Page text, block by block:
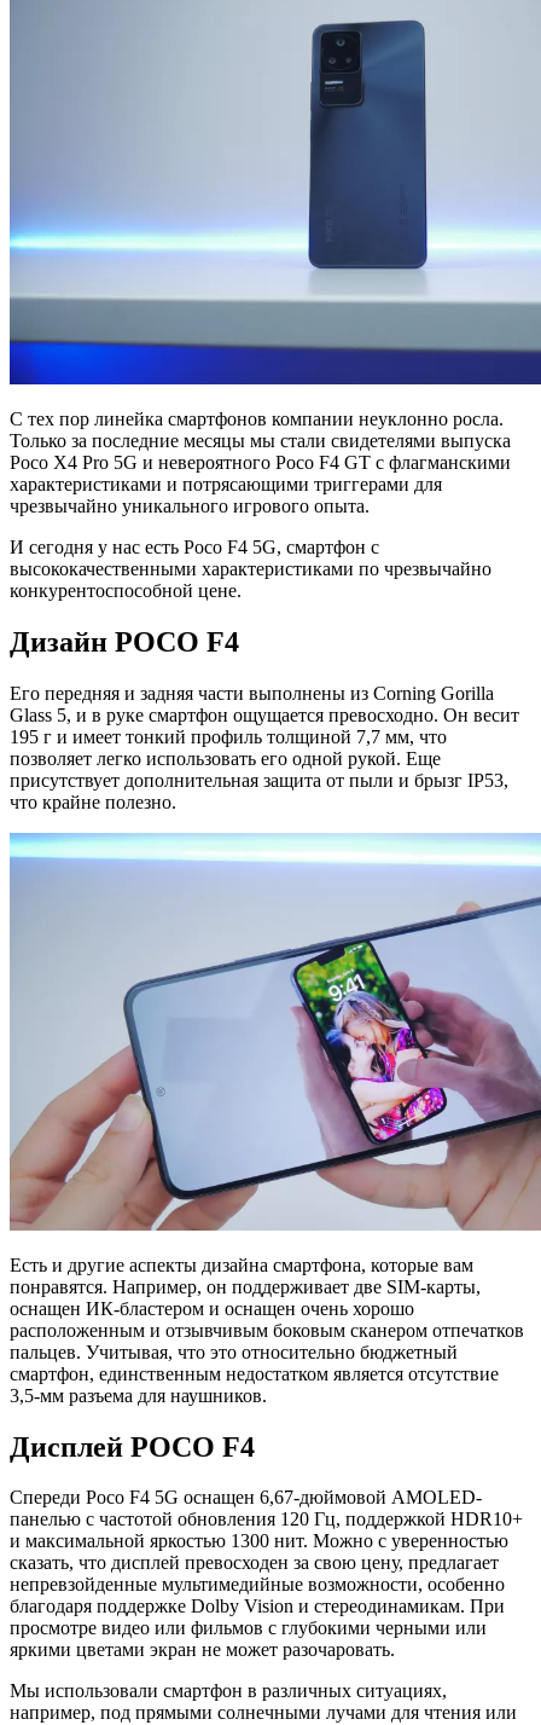
С тех пор линейка смартфонов компании неуклонно росла.
Только за последние месяцы мы стали свидетелями выпуска
Poco X4 Pro 5G и невероятного Poco F4 GT с флагманскими
характеристиками и потрясающими триггерами для
чрезвычайно уникального игрового опыта.
И сегодня у нас есть Poco F4 5G, смартфон с
высококачественными характеристиками по чрезвычайно
конкурентоспособной цене.
Дизайн POCO F4
Его передняя и задняя части выполнены из Corning Gorilla
Glass 5, и в руке смартфон ощущается превосходно. Он весит
195 г и имеет тонкий профиль толщиной 7,7 мм, что
позволяет легко использовать его одной рукой. Еще
присутствует дополнительная защита от пыли и брызг IP53,
что крайне полезно.
Есть и другие аспекты дизайна смартфона, которые вам
понравятся. Например, он поддерживает две SIM-карты,
оснащен ИК-бластером и оснащен очень хорошо
расположенным и отзывчивым боковым сканером отпечатков
пальцев. Учитывая, что это относительно бюджетный
смартфон, единственным недостатком является отсутствие
3,5-мм разъема для наушников.
Дисплей POCO F4
Спереди Poco F4 5G оснащен 6,67-дюймовой AMOLED-
панелью с частотой обновления 120 Гц, поддержкой HDR10+
и максимальной яркостью 1300 нит. Можно с уверенностью
сказать, что дисплей превосходен за свою цену, предлагает
непревзойденные мультимедийные возможности, особенно
благодаря поддержке Dolby Vision и стереодинамикам. При
просмотре видео или фильмов с глубокими черными или
яркими цветами экран не может разочаровать.
Мы использовали смартфон в различных ситуациях,
например, под прямыми солнечными лучами для чтения или